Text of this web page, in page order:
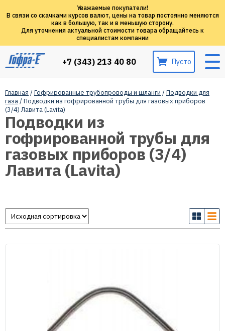
Уважаемые покупатели!
В связи со скачками курсов валют, цены на товар постоянно меняются
как в большую, так и в меньшую сторону.
Для уточнения актуальной стоимости товара обращайтесь к
специалистам компании
+7 (343) 213 40 80 Пусто
Главная /Гофрированные трубопроводы и шланги /Подводки для
газа/ Подводки из гофрированной трубы для газовых приборов
(3/4) Лавита (Lavita)
Подводки из
гофрированной трубы для
газовых приборов (3/4)
Лавита (Lavita)